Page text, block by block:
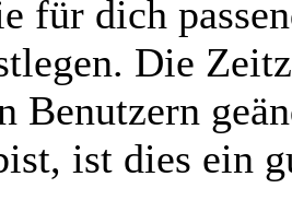
für dich
Die
Benutzern
ist dies ein